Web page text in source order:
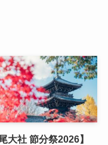
大社 節分祭2026】